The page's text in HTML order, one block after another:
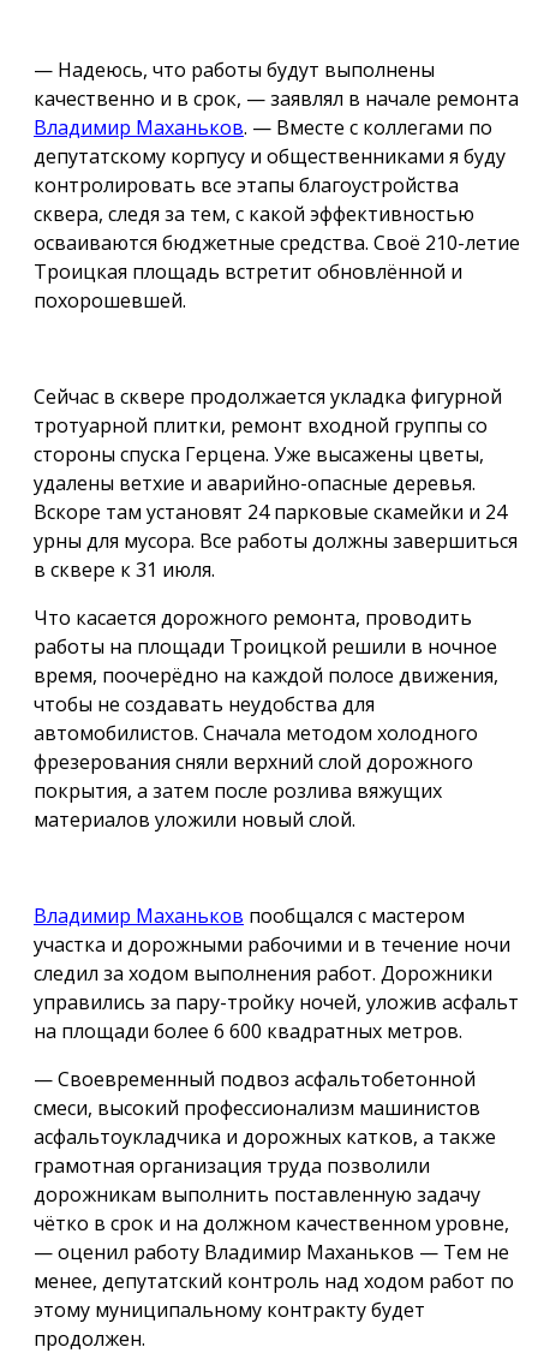
— Надеюсь, что работы будут выполнены
качественно и в срок, — заявлял в начале ремонта
Владимир Маханьков. — Вместе с коллегами по
депутатскому корпусу и общественниками я буду
контролировать все этапы благоустройства
сквера, следя за тем, с какой эффективностью
осваиваются бюджетные средства. Своё 210-летие
Троицкая площадь встретит обновлённой и
похорошевшей.
Сейчас в сквере продолжается укладка фигурной
тротуарной плитки, ремонт входной группы со
стороны спуска Герцена. Уже высажены цветы,
удалены ветхие и аварийно-опасные деревья.
Вскоре там установят 24 парковые скамейки и 24
урны для мусора. Все работы должны завершиться
в сквере к 31 июля.
Что касается дорожного ремонта, проводить
работы на площади Троицкой решили в ночное
время, поочерёдно на каждой полосе движения,
чтобы не создавать неудобства для
автомобилистов. Сначала методом холодного
фрезерования сняли верхний слой дорожного
покрытия, а затем после розлива вяжущих
материалов уложили новый слой.
Владимир Маханьков пообщался с мастером
участка и дорожными рабочими и в течение ночи
следил за ходом выполнения работ. Дорожники
управились за пару-тройку ночей, уложив асфальт
на площади более 6 600 квадратных метров.
— Своевременный подвоз асфальтобетонной
смеси, высокий профессионализм машинистов
асфальтоукладчика и дорожных катков, а также
грамотная организация труда позволили
дорожникам выполнить поставленную задачу
чётко в срок и на должном качественном уровне,
— оценил работу Владимир Маханьков — Тем не
менее, депутатский контроль над ходом работ по
этому муниципальному контракту будет
продолжен.